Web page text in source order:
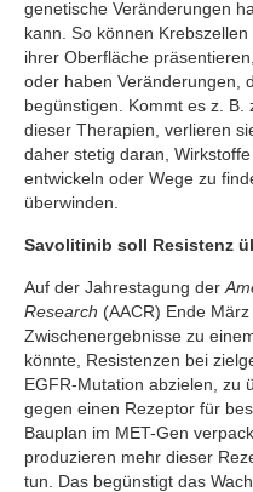
genetische Veränderungen
kann. So können
ihrer Oberfläche
oder haben Veränderungen,
begünstigen. Kommt es z.
dieser Therapien, verlieren
daher stetig daran,
entwickeln oder Wege zu
überwinden.
Savolitinib soll Resistenz
Auf der Jahrestagung der
Research (AACR) Ende
Zwischenergebnisse zu
könnte, Resistenzen bei
EGFR-Mutation abzielen, zu
gegen einen Rezeptor für
Bauplan im MET-Gen
produzieren mehr dieser
tun. Das begünstigt das